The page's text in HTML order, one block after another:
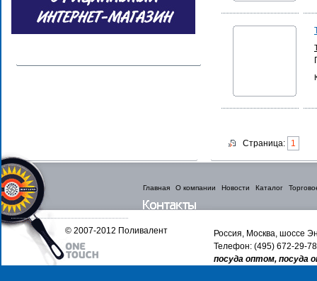
Страница: 1
Главная О компании Новости Каталог
Россия, Москва, шоссе
Телефон: (495) 672-29-
посуда оптом, посуда
© 2007-2012 Поливалент